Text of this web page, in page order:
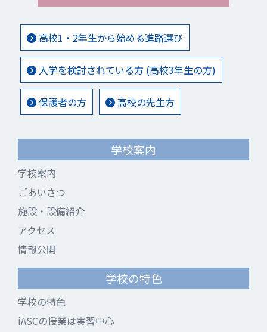
高校1・2年生から始める進路選び
入学を検討されている方 (高校3年生の方)
保護者の方 高校の先生方
学校案内
学校案内
ごあいさつ
施設・設備紹介
アクセス
情報公開
学校の特色
学校の特色
iASCの授業は実習中心